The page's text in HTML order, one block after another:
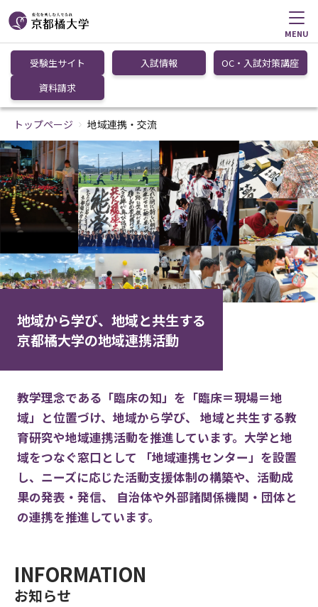
MENU
受験生サイト 入試情報
OC・入試対策講座
資料請求
トップページ 地域連携・交流
地域から学び、地域と共生する
京都橘大学の地域連携活動
教学理念である「臨床の知」を「臨床＝現場＝地
域」と位置づけ、地域から学び、
地域と共生する教
育研究や地域連携活動を推進しています。大学と地
域をつなぐ窓口として 「地域連携センター」を設置
し、ニーズに応じた活動支援体制の構築や、活動成
果の発表・発信、
自治体や外部諸関係機関・団体と
の連携を推進しています。
INFORMATION
お知らせ